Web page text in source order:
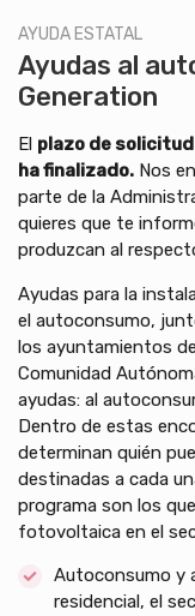
AYUDA ESTATAL
Ayudas al
Generation
El plazo de
ha finalizado. Nos
parte de la
quieres que te
produzcan al
Ayudas para la
el autoconsumo,
los ayuntamientos
Comunidad
ayudas: al
Dentro de estas
determinan quién
destinadas a cada
programa son los
fotovoltaica en el
Autoconsumo y
residencial, el